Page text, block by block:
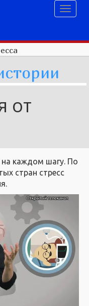
от
на каждом шагу. По
стран стресс